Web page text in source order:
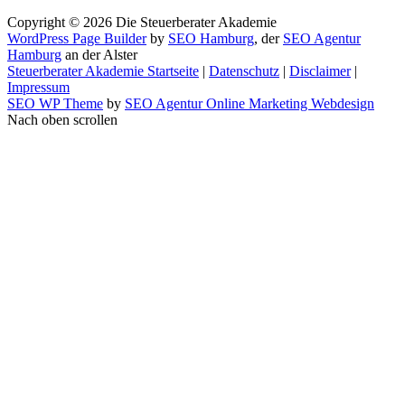
Copyright © 2026 Die Steuerberater Akademie
WordPress Page Builderby SEO Hamburg, der SEO Agentur
Hamburg an der Alster
Steuerberater Akademie Startseite | Datenschutz | Disclaimer|
Impressum
SEO WP Theme by SEO Agentur Online Marketing Webdesign
Nach oben scrollen